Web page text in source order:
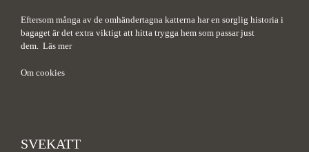
Eftersom många av de omhändertagna katterna har en sorglig historia i
bagaget är det extra viktigt att hitta trygga hem som passar just
dem. Läs mer
Om cookies
SVEKATT